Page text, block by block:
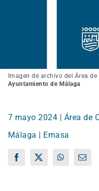
Imagen de archivo del Área
Ayuntamiento de Málaga
7 mayo 2024
Área de
Málaga | Emasa
Facebook
X WhatsApp